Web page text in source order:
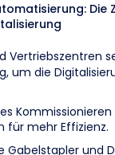
Die
Vertriebszentren
um die
Kommissionieren
für mehr Effizienz.
Gabelstapler und